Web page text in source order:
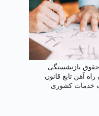
بازنشستگی
راه آهن تابع قانون
خدمات کشوری